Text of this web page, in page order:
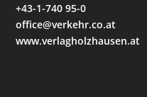
+43-1-740 95-0
office@verkehr.co.at
www.verlagholzhausen.at